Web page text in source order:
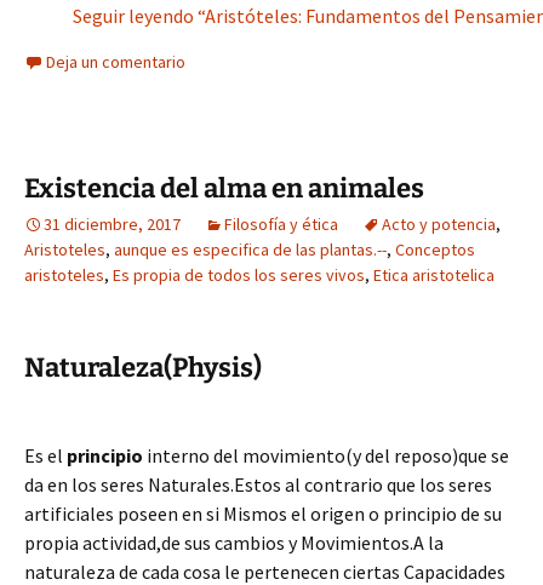
Seguir leyendo “Aristóteles: Fundamentos del
Deja un comentario
Existencia del alma en animales
31 diciembre, 2017 Filosofía y ética Acto y potencia,
Aristoteles, aunque es especifica de las plantas.--, Conceptos
aristoteles, Es propia de todos los seres vivos, Etica aristotelica
Naturaleza(Physis)
Es el principio interno del movimiento(y del reposo)que se
da en los seres Naturales.Estos al contrario que los seres
artificiales poseen en si Mismos el origen o principio de su
propia actividad,de sus cambios y Movimientos.A la
naturaleza de cada cosa le pertenecen ciertas Capacidades